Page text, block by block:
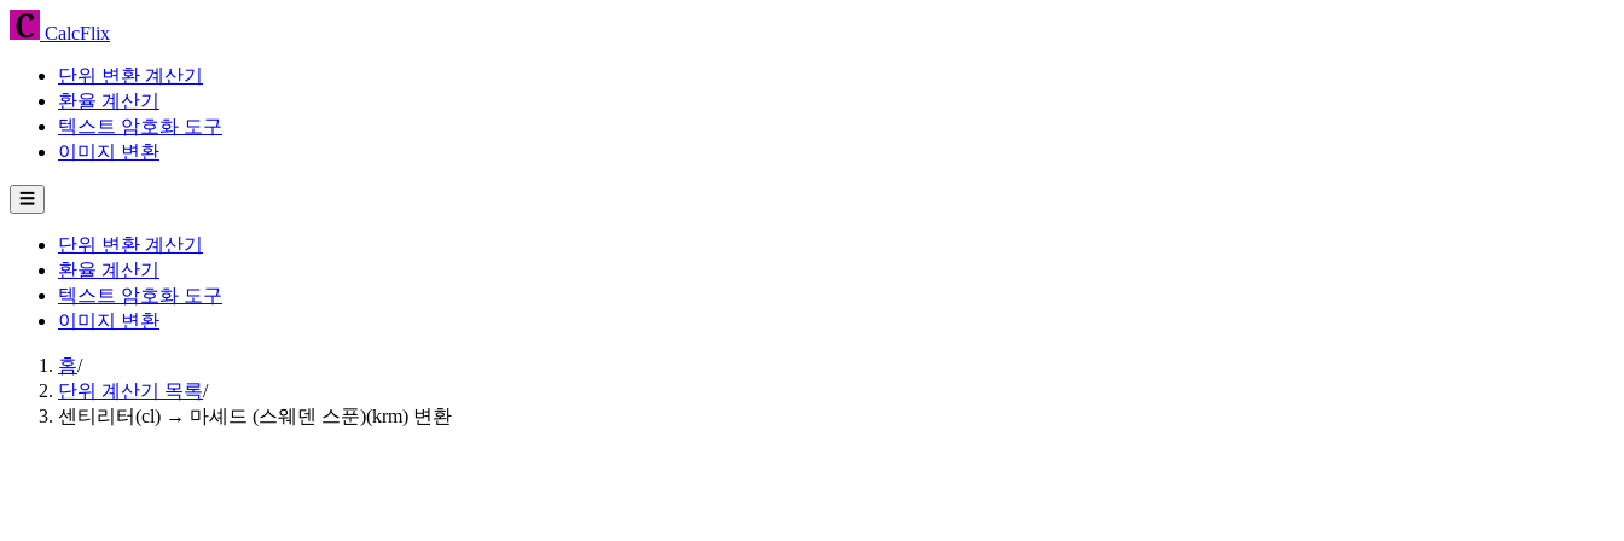
CalcFlix
단위 변환 계산기
환율 계산기
텍스트 암호화 도구
이미지 변환
☰
단위 변환 계산기
환율 계산기
텍스트 암호화 도구
이미지 변환
홈/
단위 계산기 목록/
센티리터(cl) → 마셰드 (스웨덴 스푼)(krm) 변환